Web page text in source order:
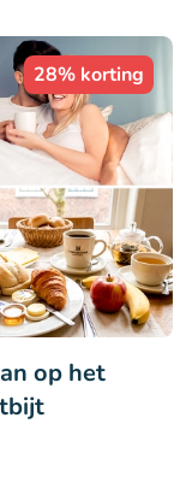
28% korting
op het